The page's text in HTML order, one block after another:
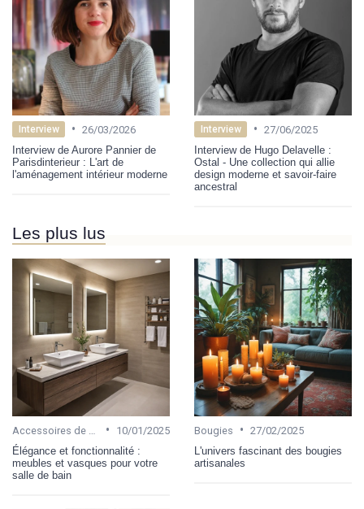
Interview • 26/03/2026
Interview de Aurore Pannier de
Parisdinterieur : L'art de
l'aménagement intérieur moderne
Interview • 27/06/2025
Interview de Hugo Delavelle :
Ostal - Une collection qui allie
design moderne et savoir-faire
ancestral
Les plus lus
•
10/01/2025
Élégance et fonctionnalité :
meubles et vasques pour votre
salle de bain
Bougies • 27/02/2025
L'univers fascinant des bougies
artisanales